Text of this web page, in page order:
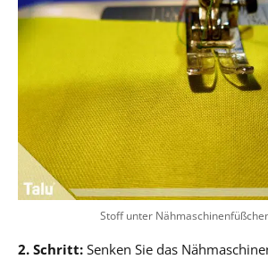
Stoff unter
2. Schritt: Senken Sie das